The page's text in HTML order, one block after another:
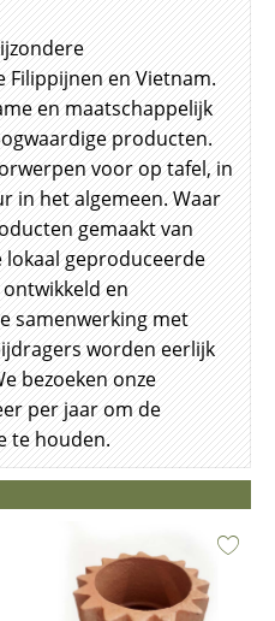
en Vietnam.
en maatschappelijk
producten.
voor op tafel, in
in het algemeen. Waar
gemaakt van
lokaal geproduceerde
en
samenwerking met
worden eerlijk
bezoeken onze
per jaar om de
te houden.